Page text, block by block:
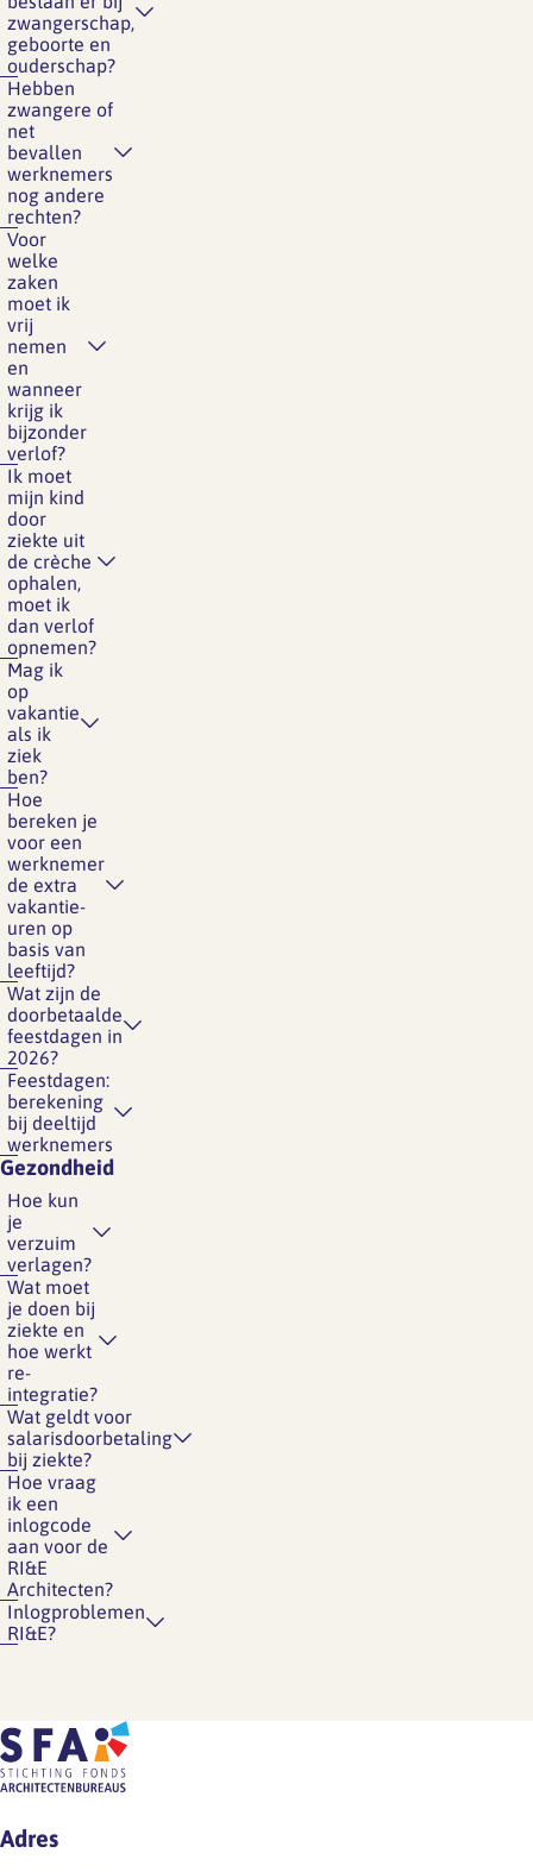
zwangerschap,
geboorte en
ouderschap?
Hebben
zwangere of
net
bevallen
werknemers
nog andere
rechten?
Voor
welke
zaken
moet ik
vrij
nemen
en
wanneer
krijg ik
bijzonder
verlof?
Ik moet
mijn kind
door
ziekte uit
de crèche
ophalen,
moet ik
dan verlof
opnemen?
Mag ik
op
vakantie
als ik
ziek
ben?
Hoe
bereken je
voor een
werknemer
de extra
vakantie-
uren op
basis van
leeftijd?
Wat zijn de
doorbetaalde
feestdagen in
2026?
Feestdagen:
berekening
bij deeltijd
werknemers
Gezondheid
Hoe kun
je
verzuim
verlagen?
Wat moet
je doen bij
ziekte en
hoe werkt
re-
integratie?
Wat geldt voor
salarisdoorbetaling
bij ziekte?
Hoe vraag
ik een
inlogcode
aan voor de
RI&E
Architecten?
Inlogproblemen
RI&E?
Adres